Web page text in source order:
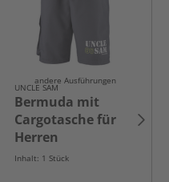
andere Ausführungen
UNCLE SAM
Bermuda mit
Cargotasche für
Herren
Inhalt: 1 Stück